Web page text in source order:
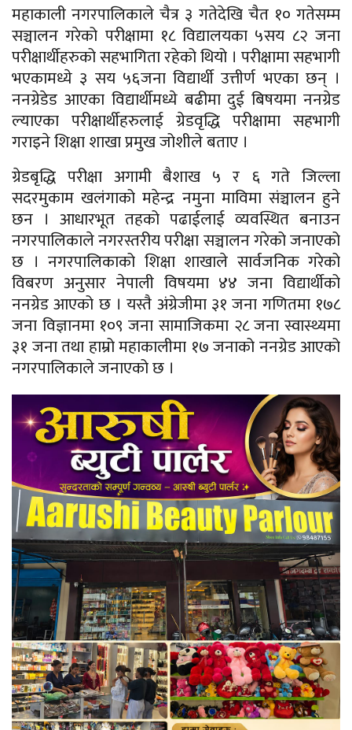
महाकाली नगरपालिकाले चैत्र ३ गतेदेखि चैत १० गतेसम्म
सञ्चालन गरेको परीक्षामा १८ विद्यालयका ५सय ८२ जना
परीक्षार्थीहरुको सहभागिता रहेको थियो । परीक्षामा सहभागी
भएकामध्ये ३ सय ५६जना विद्यार्थी उत्तीर्ण भएका छन् ।
ननग्रेडेड आएका विद्यार्थीमध्ये बढीमा दुई बिषयमा ननग्रेड
ल्याएका परीक्षार्थीहरुलाई ग्रेडवृद्धि परीक्षामा सहभागी
गराइने शिक्षा शाखा प्रमुख जोशीले बताए ।
ग्रेडबृद्धि परीक्षा अगामी बैशाख ५ र ६ गते जिल्ला
सदरमुकाम खलंगाको महेन्द्र नमुना माविमा संञ्चालन हुने
छन । आधारभूत तहको पढाईलाई व्यवस्थित बनाउन
नगरपालिकाले नगरस्तरीय परीक्षा सञ्चालन गरेको जनाएको
छ । नगरपालिकाको शिक्षा शाखाले सार्वजनिक गरेको
विबरण अनुसार नेपाली विषयमा ४४ जना विद्यार्थीको
ननग्रेड आएको छ । यस्तै अंग्रेजीमा ३१ जना गणितमा १७८
जना विज्ञानमा १०९ जना सामाजिकमा २८ जना स्वास्थ्यमा
३१ जना तथा हाम्रो महाकालीमा १७ जनाको ननग्रेड आएको
नगरपालिकाले जनाएको छ ।